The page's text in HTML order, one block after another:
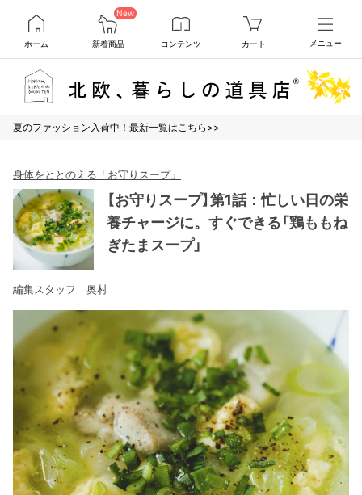
ホーム
New
新着商品 コンテンツ カート メニュー
夏のファッション入荷中！最新一覧はこちら>>
身体をととのえる「お守りスープ」
【お守りスープ】第1話：忙しい日の栄
養チャージに。すぐできる「鶏ももね
ぎたまスープ」
編集スタッフ 奥村